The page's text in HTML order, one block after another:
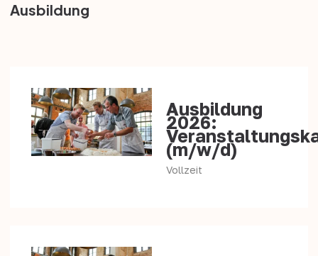
Ausbildung
Ausbildung
2026:
(m/w/d)
Vollzeit